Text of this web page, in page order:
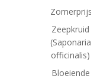
Zeepkruid
(Saponaria
officinalis)
Bloeiende